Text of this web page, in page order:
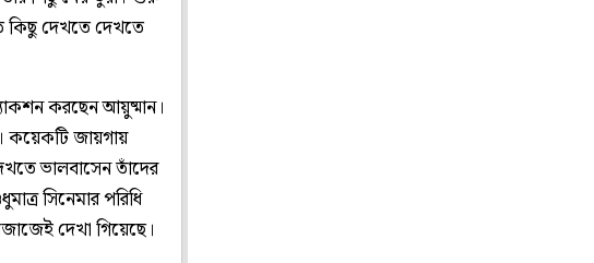
কিছু দেখতে দেখতে
করছেন আয়ুষ্মান।
কয়েকটি জায়গায়
ভালবাসেন তাঁদের
সিনেমার পরিধি
দেখা গিয়েছে।